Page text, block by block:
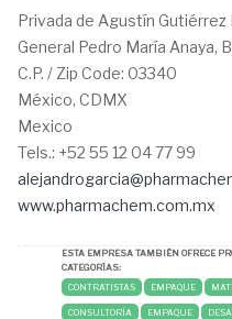
Privada de Agustín Gutiérrez
General Pedro María Anaya,
C.P. / Zip Code: 03340
México, CDMX
Mexico
Tels.: +52 55 12 04 77 99
www.pharmachem.com.mx
ESTA EMPRESA TAMBIÉN OFRECE
CATEGORÍAS:
CONTRATISTAS
EMPAQUE
CONSULTORÍA EMPAQUE